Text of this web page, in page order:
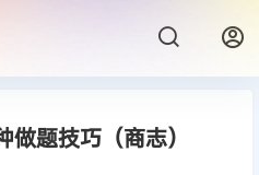
题技巧（商志）